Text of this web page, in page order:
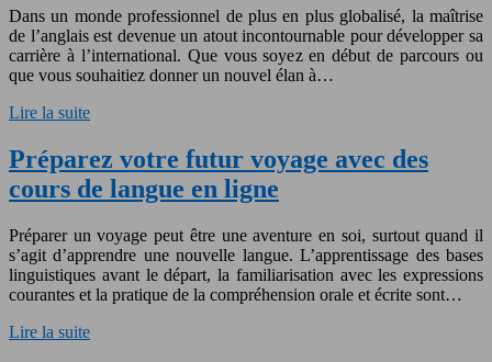
Dans un monde professionnel de plus en plus globalisé, la maîtrise
de l’anglais est devenue un atout incontournable pour développer sa
carrière à l’international. Que vous soyez en début de parcours ou
que vous souhaitiez donner un nouvel élan à…
Lire la suite
Préparez votre futur voyage avec des
cours de langue en ligne
Préparer un voyage peut être une aventure en soi, surtout quand il
s’agit d’apprendre une nouvelle langue. L’apprentissage des bases
linguistiques avant le départ, la familiarisation avec les expressions
courantes et la pratique de la compréhension orale et écrite sont…
Lire la suite